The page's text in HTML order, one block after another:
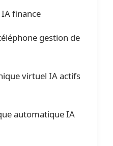
finance
gestion de
virtuel IA actifs
automatique IA